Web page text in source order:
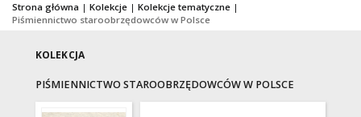
Strona główna | Kolekcje | Kolekcje tematyczne |
Piśmiennictwo staroobrzędowców w Polsce
KOLEKCJA
PIŚMIENNICTWO STAROOBRZĘDOWCÓW W POLSCE